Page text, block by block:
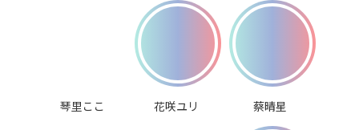
琴里ここ 花咲ユリ 蔡晴星